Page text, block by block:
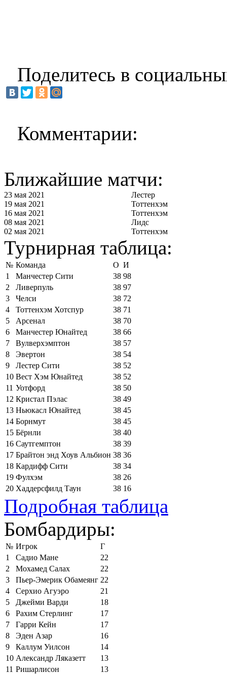
Поделитесь в
Комментарии:
Ближайшие матчи:
23 мая 2021
Лестер
19 мая 2021
Тоттенхэм
16 мая 2021
Тоттенхэм
08 мая 2021
Лидс
02 мая 2021
Тоттенхэм
Турнирная таблица:
№ Команда О И
1
Манчестер Сити 38 98
2
Ливерпуль 38 97
3
Челси 38 72
4
Тоттенхэм Хотспур 38 71
5
Арсенал 38 70
6
Манчестер Юнайтед 38 66
7
Вулверхэмптон 38 57
8
Эвертон 38 54
9
Лестер Сити 38 52
10 Вест Хэм Юнайтед 38 52
11 Уотфорд 38 50
12 Кристал Пэлас 38 49
13 Ньюкасл Юнайтед 38 45
14 Борнмут 38 45
15 Бёрнли 38 40
16 Саутгемптон 38 39
17 Брайтон энд Хоув Альбион 38 36
18 Кардифф Сити 38 34
19 Фулхэм 38 26
20 Хаддерсфилд Таун 38 16
Подробная таблица
Бомбардиры:
№ Игрок
Г
1
Садио Мане
22
2
Мохамед Салах
22
3
Пьер-Эмерик Обамеянг 22
4
Серхио Агуэро
21
5
Джейми Варди
18
6
Рахим Стерлинг
17
7
Гарри Кейн
17
8
Эден Азар
16
9
Каллум Уилсон
14
10 Александр Ляказетт
13
11 Ришарлисон
13